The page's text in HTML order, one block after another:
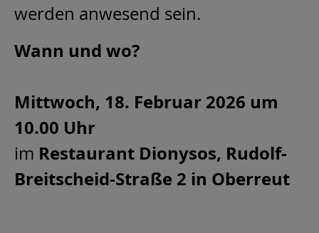
werden anwesend sein.
Wann und wo?
Mittwoch, 18. Februar 2026 um
10.00 Uhr
im Restaurant Dionysos, Rudolf-
Breitscheid-Straße 2 in Oberreut